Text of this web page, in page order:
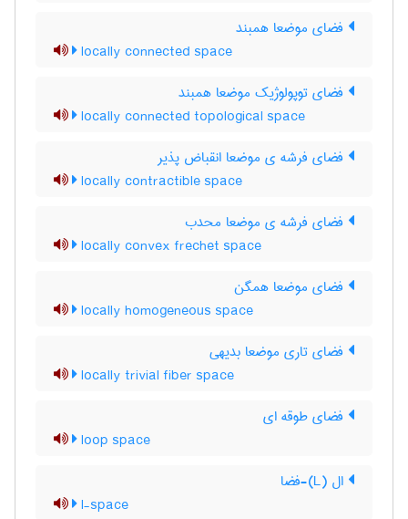
فضای موضعا همبند
locally connected space
فضای توپولوژیک موضعا همبند
locally connected topological space
فضای فرشه ی موضعا انقباض پذیر
locally contractible space
فضای فرشه ی موضعا محدب
locally convex frechet space
فضای موضعا همگن
locally homogeneous space
فضای تاری موضعا بدیهی
locally trivial fiber space
فضای طوقه ای
loop space
ال (L)-فضا
l-space